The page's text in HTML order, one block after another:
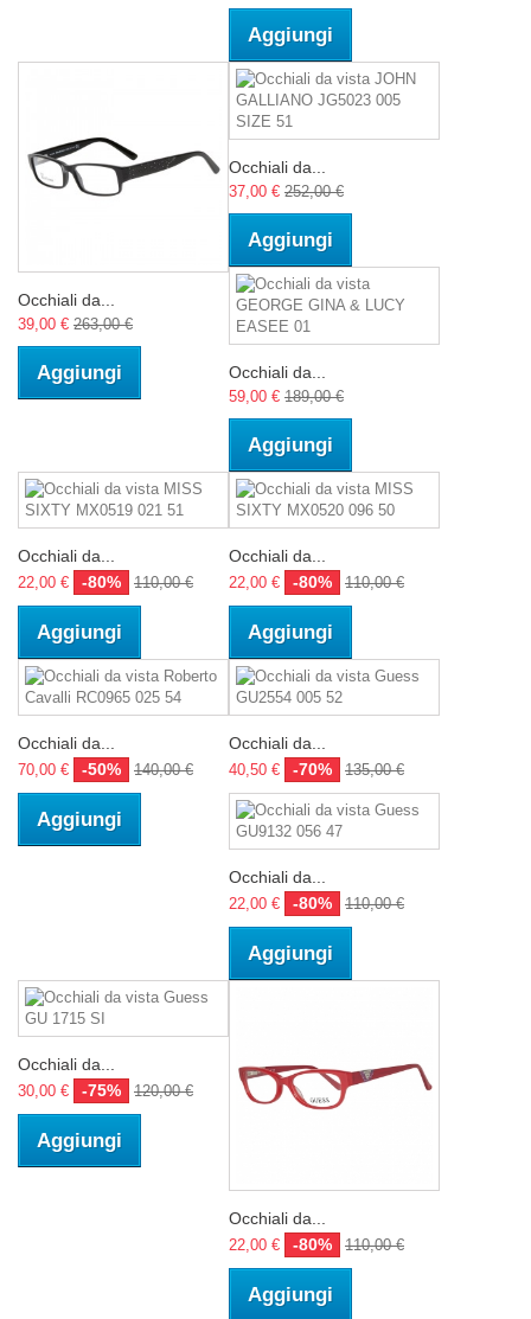
Aggiungi
Occhiali da...
39,00 € 263,00 €
Aggiungi
Occhiali da...
37,00 € 252,00 €
Aggiungi
Occhiali da...
59,00 € 189,00 €
Aggiungi
Occhiali da...
22,00 € -80% 110,00 €
Aggiungi
Occhiali da...
22,00 € -80% 110,00 €
Aggiungi
Occhiali da...
70,00 € -50% 140,00 €
Aggiungi
Occhiali da...
40,50 € -70% 135,00 €
Occhiali da...
22,00 € -80% 110,00 €
Aggiungi
Occhiali da...
30,00 € -75% 120,00 €
Aggiungi
Occhiali da...
22,00 € -80% 110,00 €
Aggiungi